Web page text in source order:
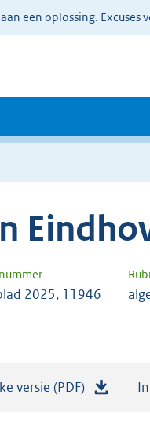
een oplossing. Excuses
2025, 11946
versie (PDF)